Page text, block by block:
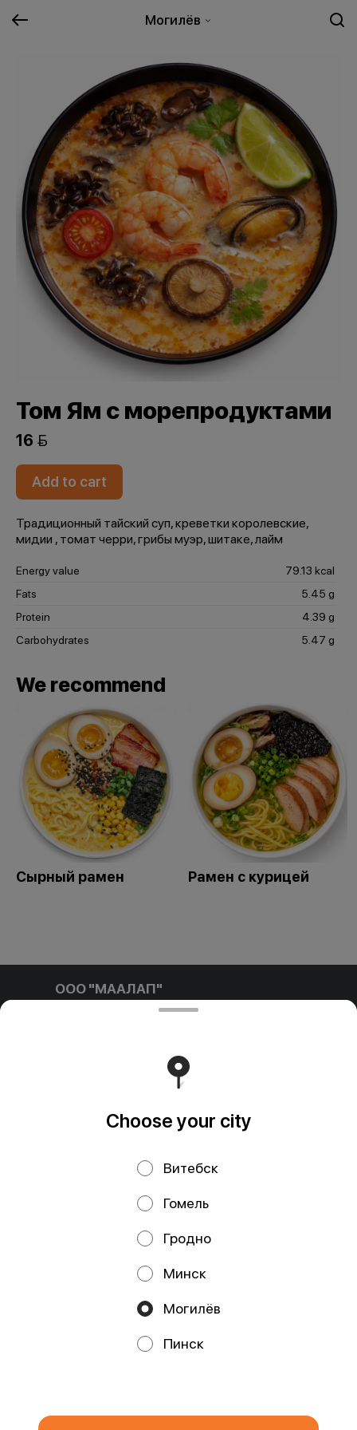
Могилёв
processing of your browser's cookies and the use of analytical
Том Ям с морепродуктами
16 
Add to cart
Традиционный тайский суп, креветки королевские,
мидии , томат черри, грибы муэр, шитаке, лайм
Energy value
79.13 kcal
Fats
5.45 g
Protein
4.39 g
Carbohydrates
5.47 g
We recommend
Сырный рамен Рамен с курицей
ООО "МААЛАП"
ООО "МААЛАП" УНП 791411769 212001, г. Могилев, ул.
района г. Могилева 16.09.2025 г.
Foodpicásso
Privacy Policy
Public Offer
Choose your city
Витебск
Гомель
Гродно
Минск
Могилёв
Пинск